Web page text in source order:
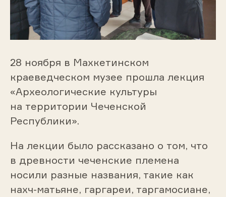
28 ноября в Махкетинском
краеведческом музее прошла лекция
«Археологические культуры
на территории Чеченской
Республики».
На лекции было рассказано о том, что
в древности чеченские племена
носили разные названия, такие как
нахч-матьяне, гаргареи, таргамосиане,